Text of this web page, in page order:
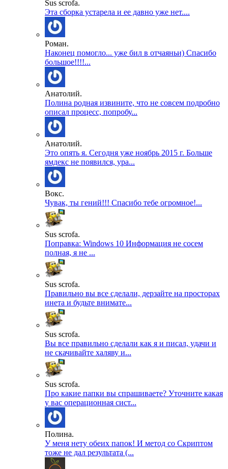
Sus scrofa.
Эта сборка устарела и ее давно уже нет....
Роман.
Наконец помогло... уже бил в отчаяньи) Спасибо
большое!!!!...
Анатолий.
Полина родная извините, что не совсем подробно
описал процесс, попробу...
Анатолий.
Это опять я. Сегодня уже ноябрь 2015 г. Больше
ямдекс не появился, ура...
Вокс.
Чувак, ты гений!!! Спасибо тебе огромное!...
Sus scrofa.
Поправка: Windows 10 Информация не сосем
полная, я не ...
Sus scrofa.
Правильно вы все сделали, дерзайте на просторах
инета и будьте внимате...
Sus scrofa.
Вы все правильно сделали как я и писал, удачи и
не скачивайте халяву и...
Sus scrofa.
Про какие папки вы спрашиваете? Уточните какая
у вас операционная сист...
Полина.
У меня нету обеих папок! И метод со Скриптом
тоже не дал результата (...